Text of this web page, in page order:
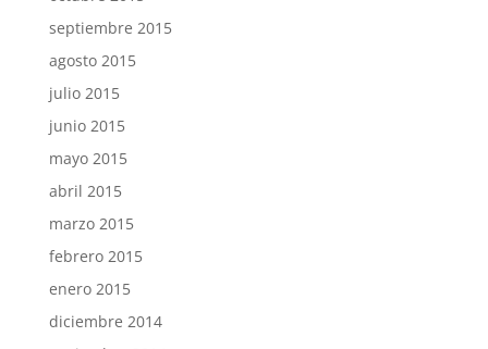
septiembre 2015
agosto 2015
julio 2015
junio 2015
mayo 2015
abril 2015
marzo 2015
febrero 2015
enero 2015
diciembre 2014